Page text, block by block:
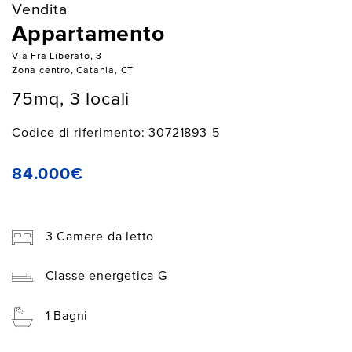
Vendita
Appartamento
Via Fra Liberato, 3
Zona centro, Catania, CT
75mq, 3 locali
Codice di riferimento: 30721893-5
84.000€
3 Camere da letto
Classe energetica G
1 Bagni